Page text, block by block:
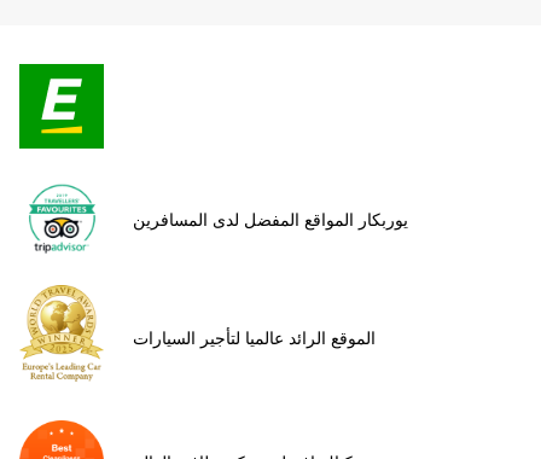
يوربكار المواقع المفضل لدى المسافرين
الموقع الرائد عالميا لتأجير السيارات